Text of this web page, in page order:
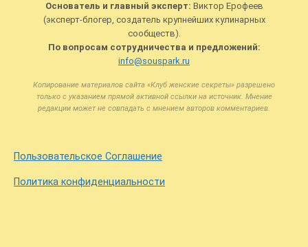
Основатель и главный эксперт: Виктор Ерофеев
(эксперт-блогер, создатель крупнейших кулинарных
сообществ).
По вопросам сотрудничества и предложений:
info@souspark.ru
Копирование материалов сайта «Клуб женские секреты» разрешено
только с указанием прямой активной ссылки на источник. Мнение
редакции может не совпадать с мнением авторов комментариев.
Пользовательское Соглашение
Политика конфиденциальности